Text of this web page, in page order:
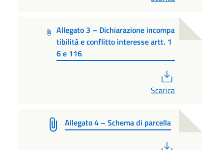
Allegato 3 – Dichiarazione incompa
tibilità e conflitto interesse artt. 1
6 e 116
Scarica
Allegato 4 – Schema di parcella